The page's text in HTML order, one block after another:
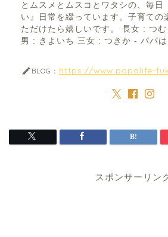
とムスメとムスコとワタシの、毎日
い』日常を綴っています。子育ての
ただけたら嬉しいです。 長女 : つ
男 : きよいち 三女 : つきか - パパ
BLOG： https://www.papalife-
スポンサーリン